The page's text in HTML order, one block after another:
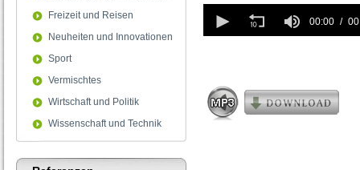
Freizeit und Reisen
Neuheiten und Innovationen
Sport
Vermischtes
Wirtschaft und Politik
Wissenschaft und Technik
seconds
of
00:00